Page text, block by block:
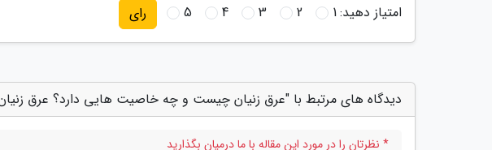
امتیاز دهید:1
2
3
4
5 رای
دیدگاه های مرتبط با "عرق زنیان چیست و چه خاصیت هایی دارد؟ عرق
* نظرتان را در مورد این مقاله با ما درمیان بگذارید